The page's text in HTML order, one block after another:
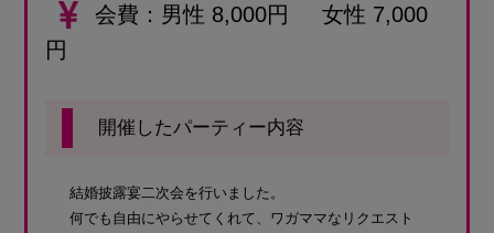
会費
男性 8,000円 女性 7,000
円
開催したパーティー内容
結婚披露宴二次会を行いました。
何でも自由にやらせてくれて、ワガママなリクエスト